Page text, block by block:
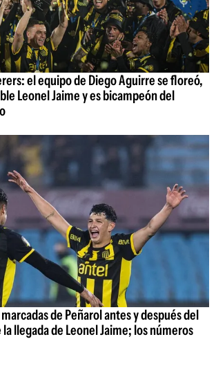
el equipo de Diego Aguirre se floreó,
Leonel Jaime y es bicampeón del
de Peñarol antes y después del
llegada de Leonel Jaime; los números